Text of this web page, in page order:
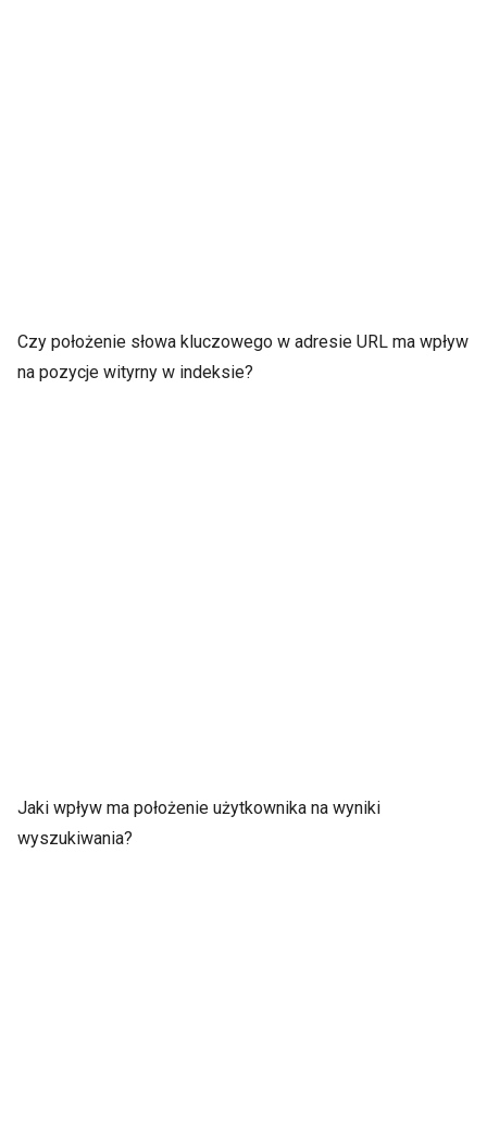
Czy położenie słowa kluczowego w adresie URL ma wpływ
na pozycje wityrny w indeksie?
Jaki wpływ ma położenie użytkownika na wyniki
wyszukiwania?